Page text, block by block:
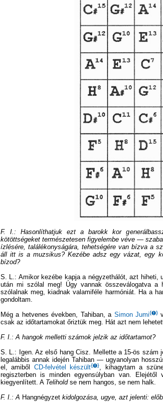
F. I.: Hasonlíthatjuk ezt a barokk kor
kötöttségeket természetesen figyelembe véve —
ízlésére, találékonyságára, tehetségére van bízva a
áll itt is a muzsikus? Kezébe adsz egy vázat, egy
bízod?
S. L.: Amikor kezébe kapja a négyzethálót, azt hiheti,
után mi szólal meg! Úgy vannak összeválogatva a
szólalnak meg, kiadnak valamiféle harmóniát. Ha a
gondoltam.
Még a hetvenes években, Tahiban, a Simon Jumi
csak az időtartamokat őriztük meg. Hát azt nem
F. I.: A hangok melletti számok jelzik az időtartamot?
S. L.: Igen. Az első hang Cisz. Mellette a 15-ös szám
legalábbis annak idején Tahiban — ugyanolyan
el, amiből CD-felvétel készült
, kihagytam a
regiszterben is minden egyensúlyban van.
kiegyenlített. A Teliholdse nem hangos, se nem halk.
F. I.: A Hangnégyzet kidolgozása, ugye, azt jelenti: